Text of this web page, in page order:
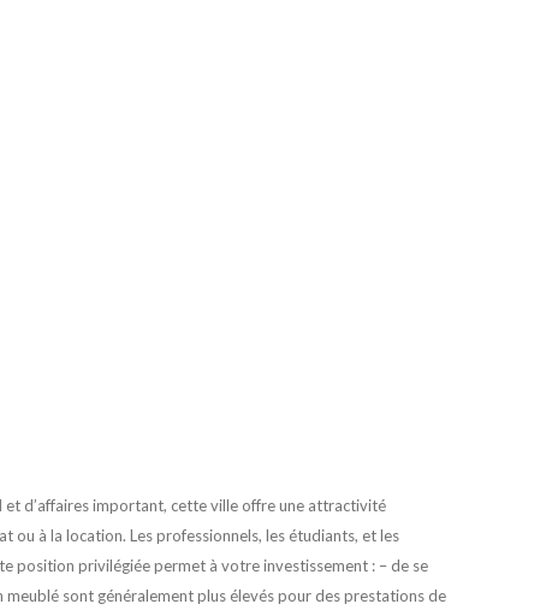
d’affaires important, cette ville offre une attractivité
ou à la location. Les professionnels, les étudiants, et les
position privilégiée permet à votre investissement : – de se
sont généralement plus élevés pour des prestations de